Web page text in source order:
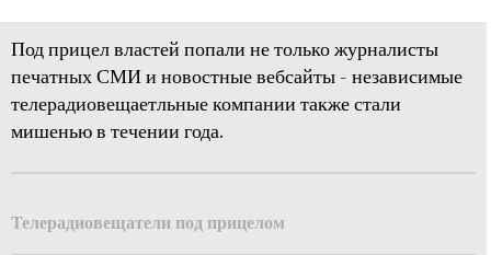
Под прицел властей попали не только журналисты
печатных СМИ и новостные вебсайты - независимые
телерадиовещаетльные компании также стали
мишенью в течении года.
Телерадиовещатели под прицелом